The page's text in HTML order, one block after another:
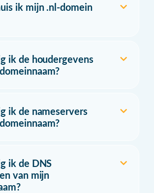
ik mijn .nl-domein
ik de houdergevens
ik de nameservers
ik de DNS
van mijn